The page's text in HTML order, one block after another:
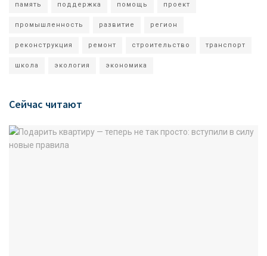
память поддержка помощь проект
промышленность развитие регион
реконструкция ремонт строительство транспорт
школа экология экономика
Сейчас читают